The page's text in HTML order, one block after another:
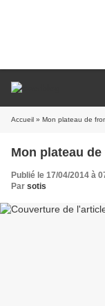
Accueil » Mon plateau de
Mon plateau
Publié le 17/04/2014 à
Par sotis